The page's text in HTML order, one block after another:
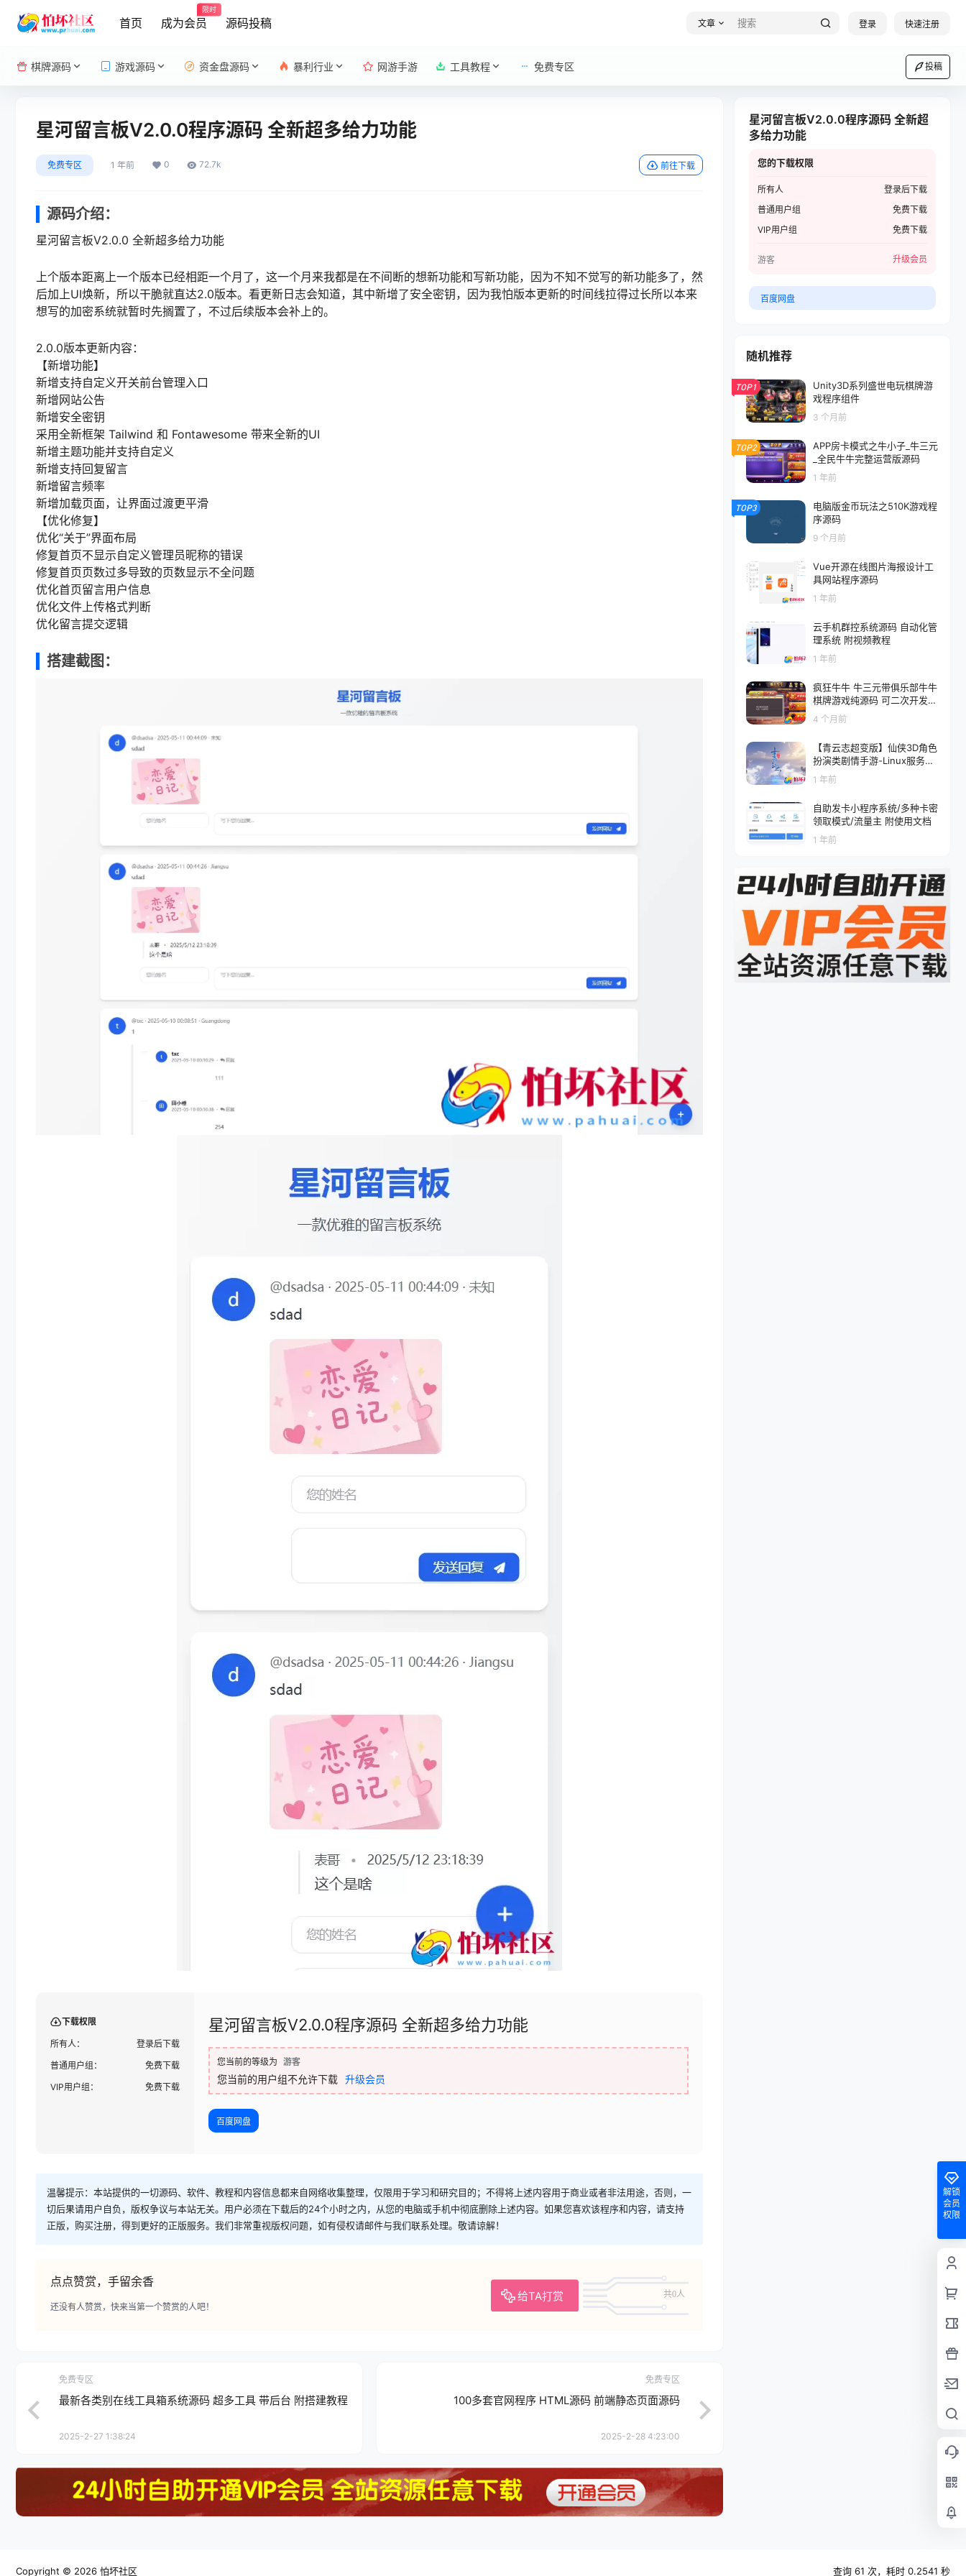
首页 成为会员
限时
源码投稿 文章 登录 快速注册
棋牌源码 游戏源码 资金盘源码 暴利行业 网游手游 工具教程 免费专区 投稿
星河留言板V2.0.0程序源码 全新超多给力功能
免费专区 1 年前 0 72.7k 前往下载
源码介绍：
星河留言板V2.0.0 全新超多给力功能
上个版本距离上一个版本已经相距一个月了，这一个月来我都是在不间断的想新功能和写新功能，因为不知不觉写的新功能多了，然
后加上UI焕新，所以干脆就直达2.0版本。看更新日志会知道，其中新增了安全密钥，因为我怕版本更新的时间线拉得过长所以本来
想写的加密系统就暂时先搁置了，不过后续版本会补上的。
2.0.0版本更新内容：
【新增功能】
新增支持自定义开关前台管理入口
新增网站公告
新增安全密钥
采用全新框架 Tailwind 和 Fontawesome 带来全新的UI
新增主题功能并支持自定义
新增支持回复留言
新增留言频率
新增加载页面，让界面过渡更平滑
【优化修复】
优化“关于”界面布局
修复首页不显示自定义管理员昵称的错误
修复首页页数过多导致的页数显示不全问题
优化首页留言用户信息
优化文件上传格式判断
优化留言提交逻辑
搭建截图：
下载权限
所有人：
登录后下载
普通用户组：
免费下载
VIP用户组：
免费下载
星河留言板V2.0.0程序源码 全新超多给力功能
您当前的等级为 游客
您当前的用户组不允许下载 升级会员
百度网盘
温馨提示：本站提供的一切源码、软件、教程和内容信息都来自网络收集整理，仅限用于学习和研究目的；不得将上述内容用于商业或者非法用途，否则，一
切后果请用户自负，版权争议与本站无关。用户必须在下载后的24个小时之内，从您的电脑或手机中彻底删除上述内容。如果您喜欢该程序和内容，请支持
正版，购买注册，得到更好的正版服务。我们非常重视版权问题，如有侵权请邮件与我们联系处理。敬请谅解！
点点赞赏，手留余香
给TA打赏 共0人
还没有人赞赏，快来当第一个赞赏的人吧！
免费专区
最新各类别在线工具箱系统源码 超多工具 带后台 附搭建教程
2025-2-27 1:38:24
免费专区
100多套官网程序 HTML源码 前端静态页面源码
2025-2-28 4:23:00
星河留言板V2.0.0程序源码 全新超
多给力功能
您的下载权限
所有人
登录后下载
普通用户组
免费下载
VIP用户组
免费下载
游客 升级会员
百度网盘
随机推荐
TOP1
Unity3D系列盛世电玩棋牌游
戏程序组件
3 个月前
TOP2
APP房卡模式之牛小子_牛三元
_全民牛牛完整运营版源码
1 年前
TOP3
电脑版金币玩法之510K游戏程
序源码
9 个月前
Vue开源在线图片海报设计工
具网站程序源码
1 年前
云手机群控系统源码 自动化管
理系统 附视频教程
1 年前
疯狂牛牛 牛三元带俱乐部牛牛
棋牌游戏纯源码 可二次开发
带UI工程
4 个月前
【青云志超变版】仙侠3D角色
扮演类剧情手游-Linux服务端
源码架设教程-GM后台-热更
新工具-苹果IOS安卓双端版本
1 年前
自助发卡小程序系统/多种卡密
领取模式/流量主 附使用文档
1 年前
解锁
会员
权限
Copyright © 2026 怕坏社区 查询 61 次，耗时 0.2541 秒